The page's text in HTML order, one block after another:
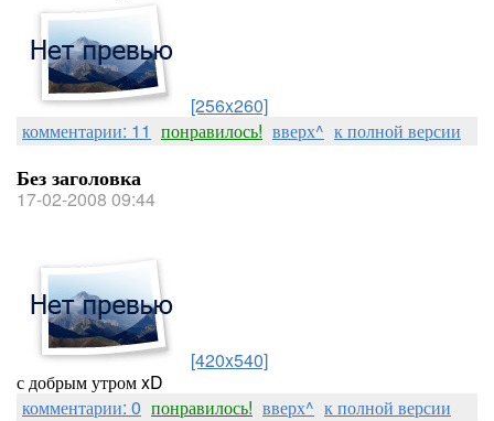
[256x260]
комментарии: 11 понравилось! вверх^ к полной версии
Без заголовка
17-02-2008 09:44
[420x540]
с добрым утром xD
комментарии: 0 понравилось! вверх^ к полной версии